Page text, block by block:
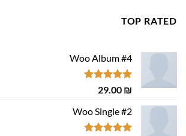
TOP RATED
Woo Album #4
דורג5.00
29.00 ₪
Woo Single #2